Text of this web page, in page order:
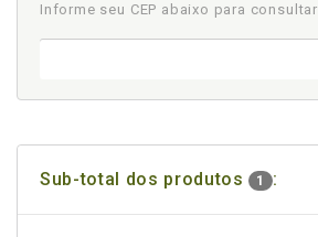
Informe seu CEP abaixo para consultar
Sub-total dos produtos 1 :